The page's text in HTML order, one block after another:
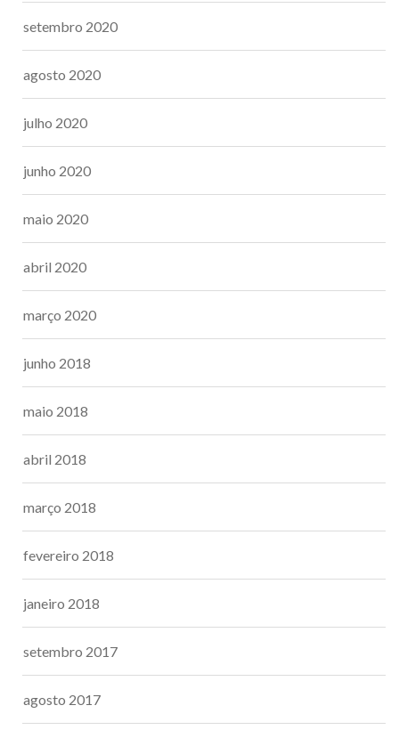
setembro 2020
agosto 2020
julho 2020
junho 2020
maio 2020
abril 2020
março 2020
junho 2018
maio 2018
abril 2018
março 2018
fevereiro 2018
janeiro 2018
setembro 2017
agosto 2017